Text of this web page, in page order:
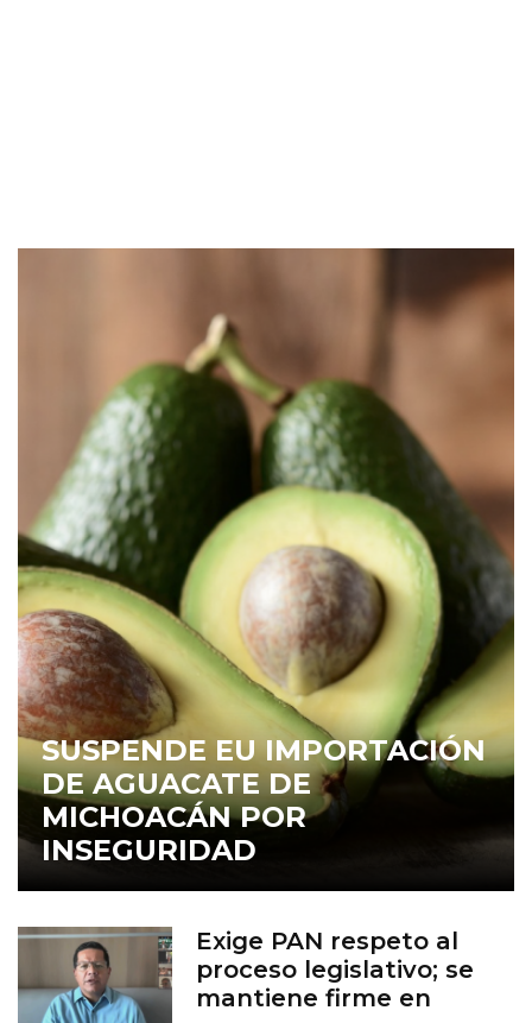
SUSPENDE EU IMPORTACIÓN
DE AGUACATE DE
MICHOACÁN POR
INSEGURIDAD
Exige PAN respeto al
proceso legislativo; se
mantiene firme en